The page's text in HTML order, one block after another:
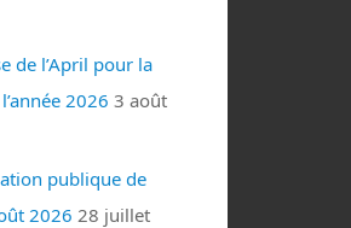
de l’April pour la
2026 3 août
publique de
2026 28 juillet